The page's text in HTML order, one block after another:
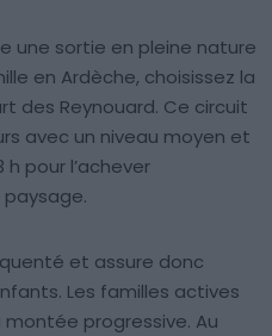
une sortie en pleine nature
en Ardèche, choisissez la
des Reynouard. Ce circuit
avec un niveau moyen et
pour l’achever
et assure donc
Les familles actives
progressive. Au